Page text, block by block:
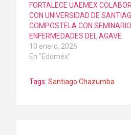
FORTALECE UAEMEX
CON UNIVERSIDAD DE
COMPOSTELA CON
ENFERMEDADES DEL AGAVE
10 enero, 2026
En "Edoméx"
Tags: Santiago Chazumba